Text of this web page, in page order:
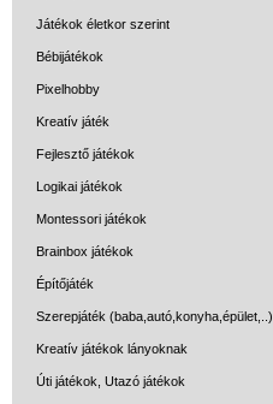
Játékok életkor szerint
Bébijátékok
Pixelhobby
Kreatív játék
Fejlesztő játékok
Logikai játékok
Montessori játékok
Brainbox játékok
Építőjáték
Szerepjáték (baba,autó,konyha,épület,..)
Kreatív játékok lányoknak
Úti játékok, Utazó játékok